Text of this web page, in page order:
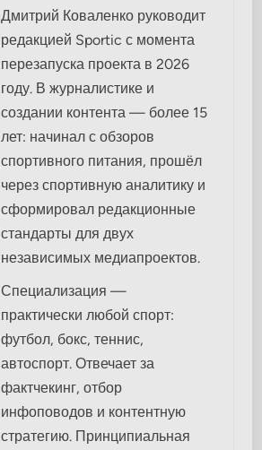
Дмитрий Коваленко руководит
редакцией Sportic с момента
перезапуска проекта в 2026
году. В журналистике и
создании контента — более 15
лет: начинал с обзоров
спортивного питания, прошёл
через спортивную аналитику и
сформировал редакционные
стандарты для двух
независимых медиапроектов.
Специализация —
практически любой спорт:
футбол, бокс, теннис,
автоспорт. Отвечает за
фактчекинг, отбор
инфоповодов и контентную
стратегию. Принципиальная